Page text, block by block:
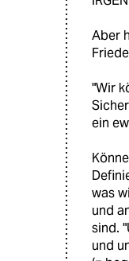
Aber
"Wir
ein
was
und
sind.
und